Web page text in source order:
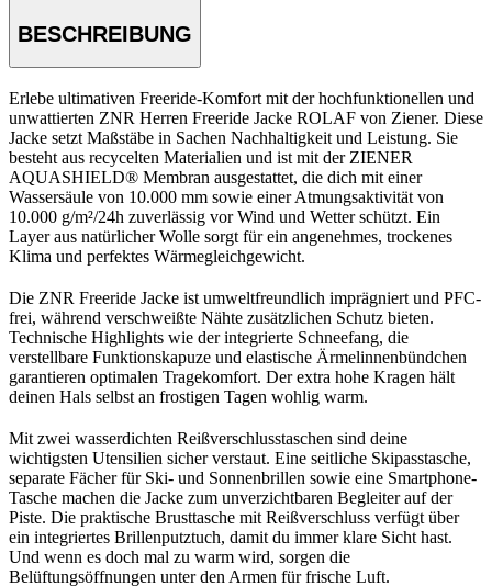
BESCHREIBUNG
Erlebe ultimativen Freeride-Komfort mit der hochfunktionellen und
unwattierten ZNR Herren Freeride Jacke ROLAF von Ziener. Diese
Jacke setzt Maßstäbe in Sachen Nachhaltigkeit und Leistung. Sie
besteht aus recycelten Materialien und ist mit der ZIENER
AQUASHIELD® Membran ausgestattet, die dich mit einer
Wassersäule von 10.000 mm sowie einer Atmungsaktivität von
10.000 g/m²/24h zuverlässig vor Wind und Wetter schützt. Ein
Layer aus natürlicher Wolle sorgt für ein angenehmes, trockenes
Klima und perfektes Wärmegleichgewicht.
Die ZNR Freeride Jacke ist umweltfreundlich imprägniert und PFC-
frei, während verschweißte Nähte zusätzlichen Schutz bieten.
Technische Highlights wie der integrierte Schneefang, die
verstellbare Funktionskapuze und elastische Ärmelinnenbündchen
garantieren optimalen Tragekomfort. Der extra hohe Kragen hält
deinen Hals selbst an frostigen Tagen wohlig warm.
Mit zwei wasserdichten Reißverschlusstaschen sind deine
wichtigsten Utensilien sicher verstaut. Eine seitliche Skipasstasche,
separate Fächer für Ski- und Sonnenbrillen sowie eine Smartphone-
Tasche machen die Jacke zum unverzichtbaren Begleiter auf der
Piste. Die praktische Brusttasche mit Reißverschluss verfügt über
ein integriertes Brillenputztuch, damit du immer klare Sicht hast.
Und wenn es doch mal zu warm wird, sorgen die
Belüftungsöffnungen unter den Armen für frische Luft.